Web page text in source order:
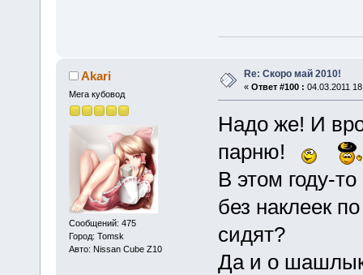
Akari
Мега кубовод
Сообщений: 475
Город: Tomsk
Авто: Nissan Cube Z10
Re: Скоро май 2010!
« Ответ #100 : 04.03.2011
Надо же! И
парню!
В этом году-
без наклеек
сидят?
Да и о